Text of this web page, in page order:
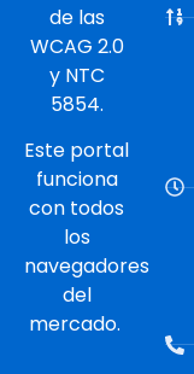
de las
WCAG 2.0
y NTC
5854.
Este portal
funciona
con todos
los
navegadores
del
mercado.